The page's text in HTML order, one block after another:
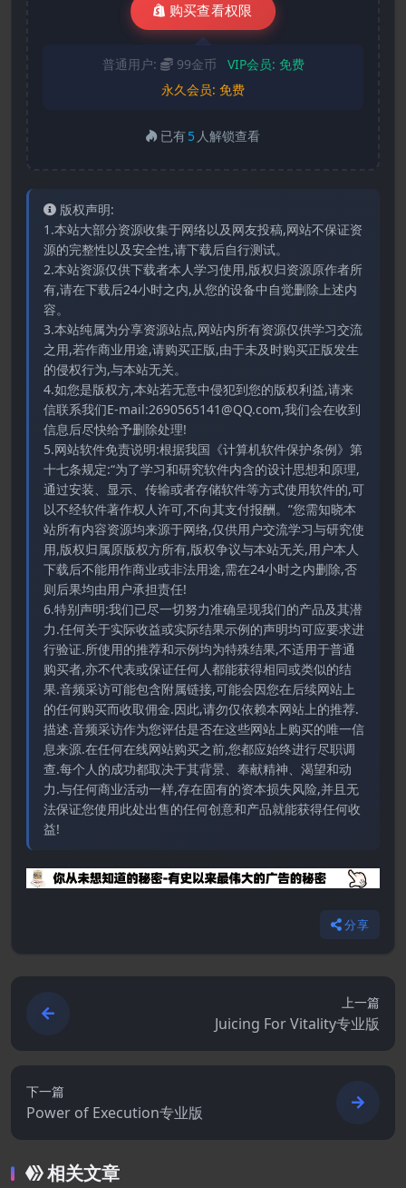
购买查看权限
普通用户: 99金币 VIP会员: 免费
永久会员: 免费
已有5 人解锁查看
版权声明:
1.本站大部分资源收集于网络以及网友投稿,网站不保证资
源的完整性以及安全性,请下载后自行测试。
2.本站资源仅供下载者本人学习使用,版权归资源原作者所
有,请在下载后24小时之内,从您的设备中自觉删除上述内
容。
3.本站纯属为分享资源站点,网站内所有资源仅供学习交流
之用,若作商业用途,请购买正版,由于未及时购买正版发生
的侵权行为,与本站无关。
4.如您是版权方,本站若无意中侵犯到您的版权利益,请来
信联系我们E-mail:2690565141@QQ.com,我们会在收到
信息后尽快给予删除处理!
5.网站软件免责说明:根据我国《计算机软件保护条例》第
十七条规定:“为了学习和研究软件内含的设计思想和原理,
通过安装、显示、传输或者存储软件等方式使用软件的,可
以不经软件著作权人许可,不向其支付报酬。”您需知晓本
站所有内容资源均来源于网络,仅供用户交流学习与研究使
用,版权归属原版权方所有,版权争议与本站无关,用户本人
下载后不能用作商业或非法用途,需在24小时之内删除,否
则后果均由用户承担责任!
6.特别声明:我们已尽一切努力准确呈现我们的产品及其潜
力.任何关于实际收益或实际结果示例的声明均可应要求进
行验证.所使用的推荐和示例均为特殊结果,不适用于普通
购买者,亦不代表或保证任何人都能获得相同或类似的结
果.音频采访可能包含附属链接,可能会因您在后续网站上
的任何购买而收取佣金.因此,请勿仅依赖本网站上的推荐.
描述.音频采访作为您评估是否在这些网站上购买的唯一信
息来源.在任何在线网站购买之前,您都应始终进行尽职调
查.每个人的成功都取决于其背景、奉献精神、渴望和动
力.与任何商业活动一样,存在固有的资本损失风险,并且无
法保证您使用此处出售的任何创意和产品就能获得任何收
益!
分享
上一篇
Juicing For Vitality专业版
下一篇
Power of Execution专业版
相关文章